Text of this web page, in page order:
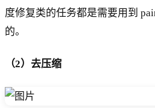
度修复类的任务都是需要用到
的。
（2）去压缩